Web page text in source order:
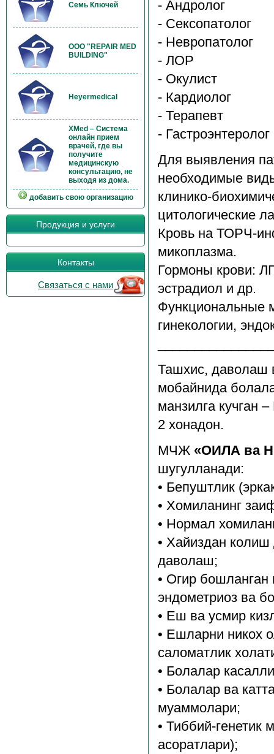
Семь Ключей
OOO "REPAIR MED
BUILDING"
Heyermedical
XMed – Система
онлайн прием
врачей, где вы
получите
медицинскую
консультацию, не
выходя из дома.
добавить свою организацию
Продукция и услуги
Контакты
Связаться с нами
- Андролог
- Сексопатолог
- Невропатолог
- ЛОР
- Окулист
- Кардиолог
- Терапевт
- Гастроэнтеролог
Для выявления
необходимые
клинико-
цитологические
Кровь на ТОРЧ-
микоплазма.
Гормоны крови:
эстрадиол и др.
гинекологии,
Ташхис, даволаш
мобайнида
манзилга кучган
2 хонадон.
МЧЖ «ОИЛА ва
шугулланади:
• Бепуштлик
• Хомиланинг
• Нормал
• Хайиздан
даволаш;
• Огир
эндометриоз ва
• Еш ва усмир
• Ешларни никох
саломатлик
• Болалар
• Болалар ва
муаммолари;
• Тиббий-генетик
асоратлари);